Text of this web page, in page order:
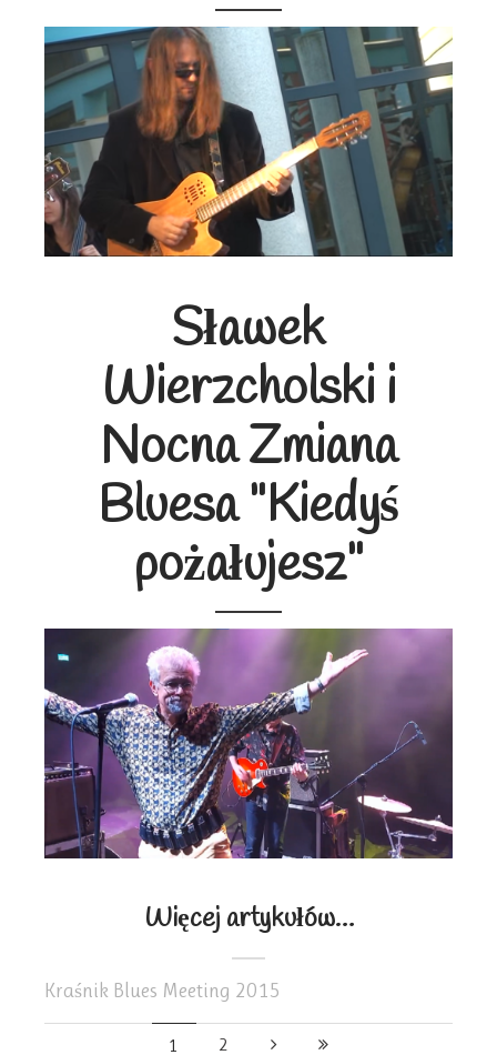
Sławek
Wierzcholski i
Nocna Zmiana
Bluesa "Kiedyś
pożałujesz"
Więcej artykułów…
Kraśnik Blues Meeting 2015
1 2